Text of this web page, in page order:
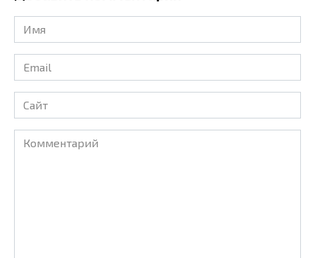
Имя
*
Email
*
Сайт
Комментарий